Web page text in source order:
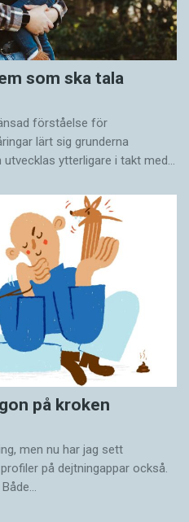
som ska tala
förståelse för
lärt sig grunderna
ytterligare i takt med…
på kroken
men nu har jag sett
på dejtningappar också.